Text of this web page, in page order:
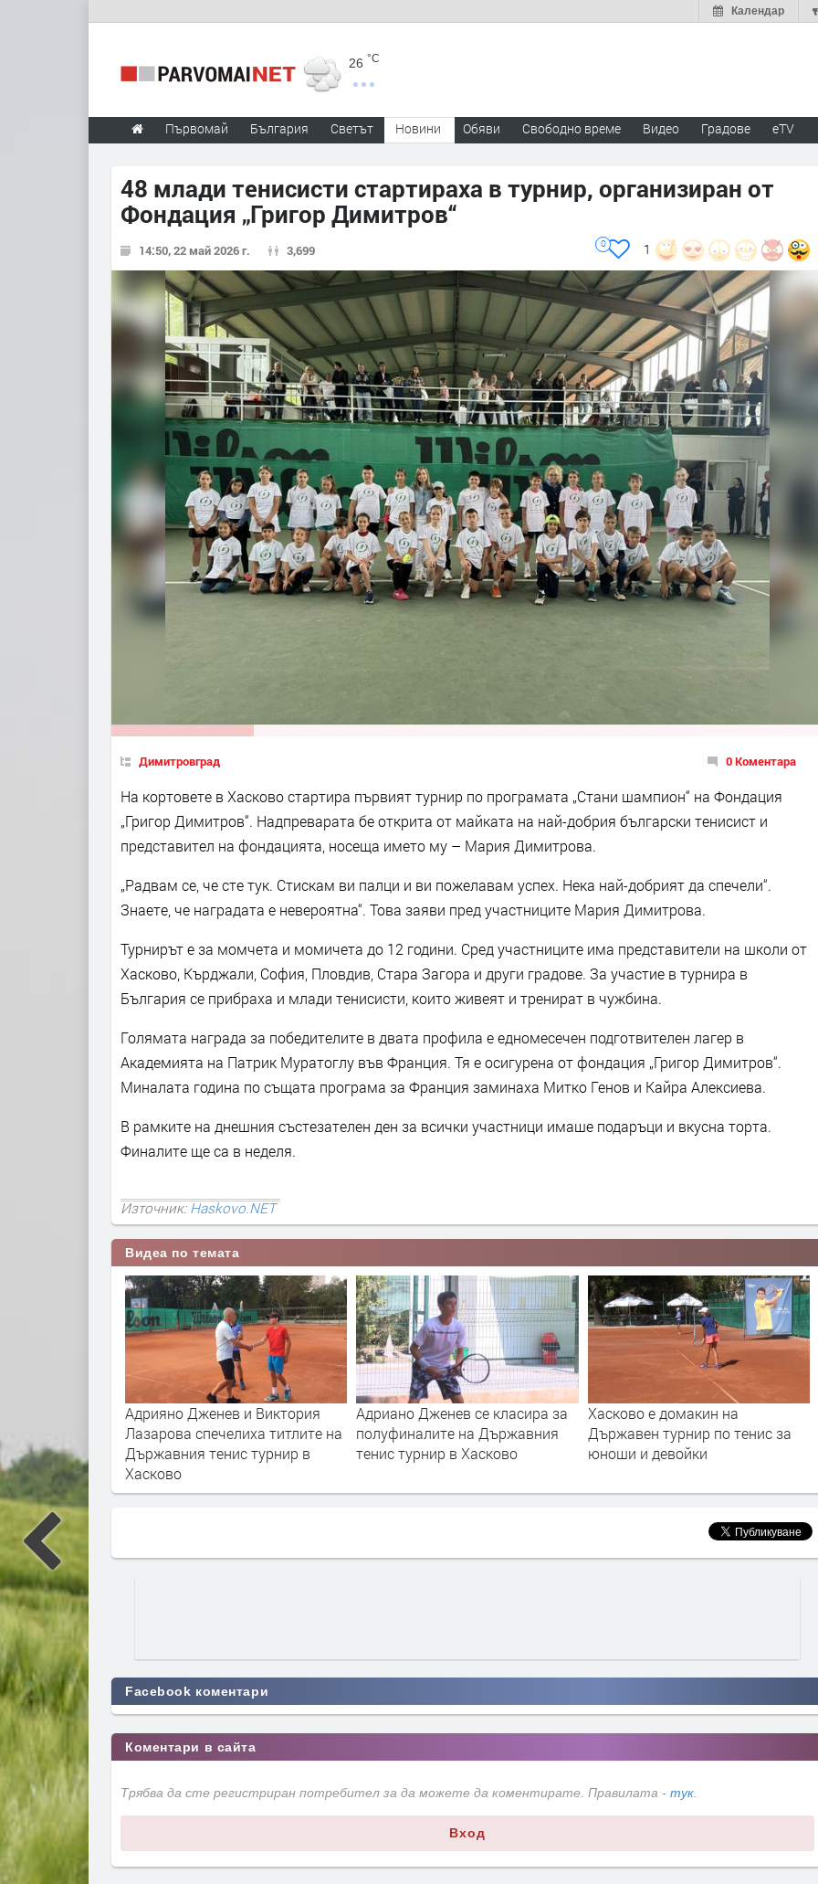
Календар
26 °C
Първомай България Светът Новини Обяви Свободно време Видео Градове eTV
48 млади тенисисти стартираха в турнир, организиран от
Фондация „Григор Димитров“
14:50, 22 май 2026 г. 3,699 1
0
Димитровград 0 Коментара
На кортовете в Хасково стартира първият турнир по програмата „Стани шампион“ на Фондация
„Григор Димитров“. Надпреварата бе открита от майката на най-добрия български тенисист и
представител на фондацията, носеща името му – Мария Димитрова.
„Радвам се, че сте тук. Стискам ви палци и ви пожелавам успех. Нека най-добрият да спечели“.
Знаете, че наградата е невероятна“. Това заяви пред участниците Мария Димитрова.
Турнирът е за момчета и момичета до 12 години. Сред участниците има представители на школи от
Хасково, Кърджали, София, Пловдив, Стара Загора и други градове. За участие в турнира в
България се прибраха и млади тенисисти, които живеят и тренират в чужбина.
Голямата награда за победителите в двата профила е едномесечен подготвителен лагер в
Академията на Патрик Муратоглу във Франция. Тя е осигурена от фондация „Григор Димитров“.
Миналата година по същата програма за Франция заминаха Митко Генов и Кайра Алексиева.
В рамките на днешния състезателен ден за всички участници имаше подаръци и вкусна торта.
Финалите ще са в неделя.
Източник:Haskovo.NET
Видеа по темата
Адрияно Дженев и Виктория
Лазарова спечелиха титлите на
Държавния тенис турнир в
Хасково
Адриано Дженев се класира за
полуфиналите на Държавния
тенис турнир в Хасково
Хасково е домакин на
Държавен турнир по тенис за
юноши и девойки
новия
Facebook коментари
Коментари в сайта
Трябва да сте регистриран потребител за да можете да коментирате. Правилата - тук.
Вход